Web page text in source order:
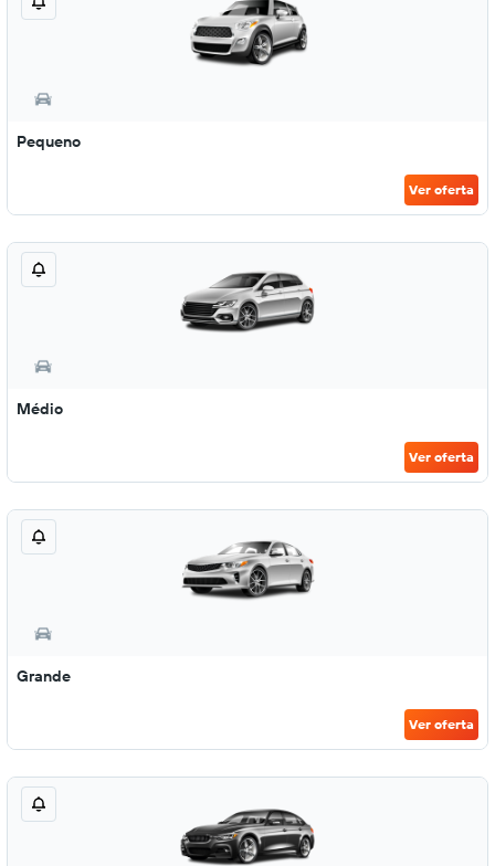
Pequeno
Ver oferta
Médio
Ver oferta
Grande
Ver oferta